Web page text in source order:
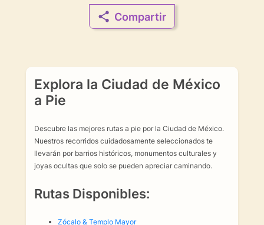
Compartir
Explora la Ciudad de México
a Pie
Descubre las mejores rutas a pie por la Ciudad de México.
Nuestros recorridos cuidadosamente seleccionados te
llevarán por barrios históricos, monumentos culturales y
joyas ocultas que solo se pueden apreciar caminando.
Rutas Disponibles:
Zócalo & Templo Mayor